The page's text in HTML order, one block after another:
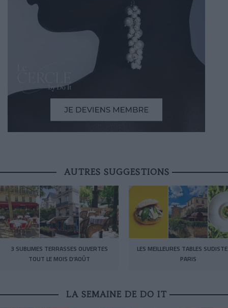
AUTRES SUGGESTIONS
3 SUBLIMES TERRASSES OUVERTES
TOUT LE MOIS D’AOÛT
LES MEILLEURES TABLES
PARIS
LA SEMAINE DE DO IT